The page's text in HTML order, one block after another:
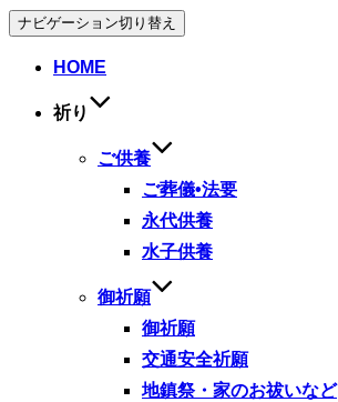
ナビゲーション切り替え
HOME
祈り
ご供養
ご葬儀•法要
永代供養
水子供養
御祈願
御祈願
交通安全祈願
地鎮祭・家のお祓いなど